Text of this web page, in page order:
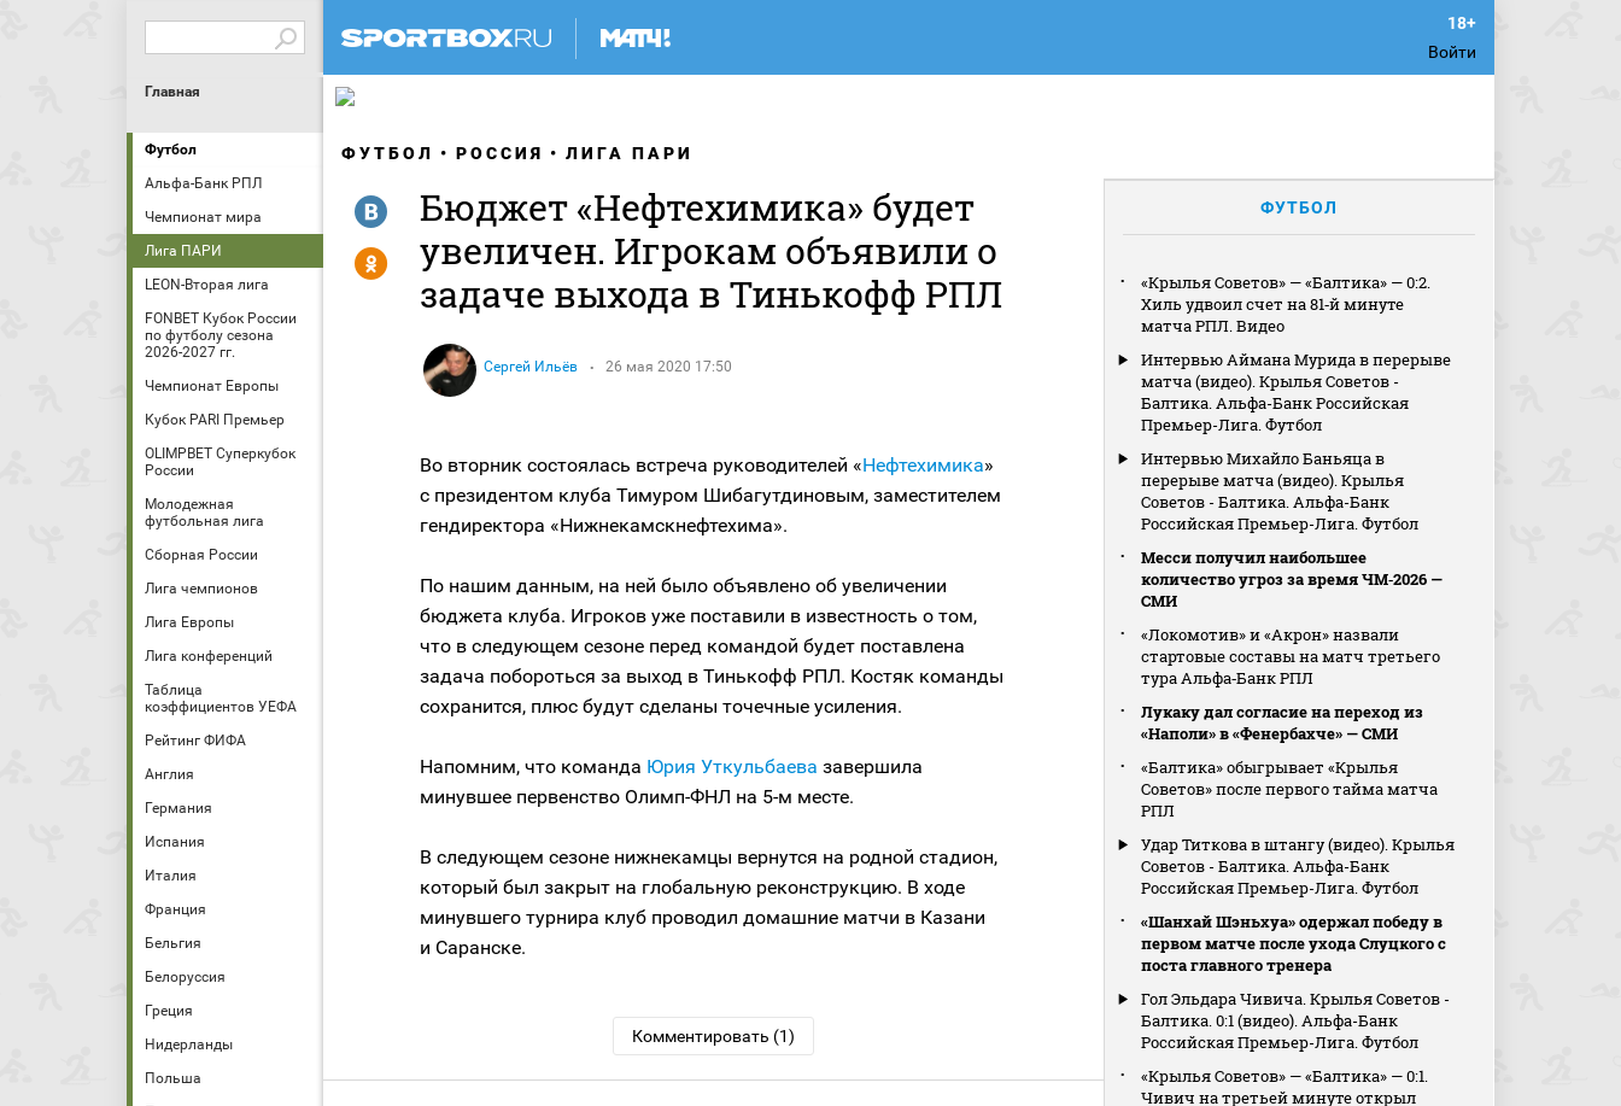
Войти
Главная
Футбол
Альфа-Банк РПЛ
Чемпионат мира
Лига ПАРИ
LEON-Вторая лига
FONBET Кубок России
по футболу сезона
2026-2027 гг.
Чемпионат Европы
Кубок PARI Премьер
OLIMPBET Суперкубок
России
Молодежная
футбольная лига
Сборная России
Лига чемпионов
Лига Европы
Лига конференций
Таблица
коэффициентов УЕФА
Рейтинг ФИФА
Англия
Германия
Испания
Италия
Франция
Бельгия
Белоруссия
Греция
Нидерланды
Польша
ФУТБОЛ РОССИЯ ЛИГА ПАРИ
Бюджет «Нефтехимика» будет
увеличен. Игрокам объявили о
задаче выхода в Тинькофф РПЛ
Сергей Ильёв 26 мая 2020 17:50
R
Y
Во вторник состоялась встреча руководителей «Нефтехимика»
с президентом клуба Тимуром Шибагутдиновым, заместителем
гендиректора «Нижнекамскнефтехима».
По нашим данным, на ней было объявлено об увеличении
бюджета клуба. Игроков уже поставили в известность о том,
что в следующем сезоне перед командой будет поставлена
задача побороться за выход в Тинькофф РПЛ. Костяк команды
сохранится, плюс будут сделаны точечные усиления.
Напомним, что команда Юрия Уткульбаева завершила
минувшее первенство Олимп-ФНЛ на 5-м месте.
В следующем сезоне нижнекамцы вернутся на родной стадион,
который был закрыт на глобальную реконструкцию. В ходе
минувшего турнира клуб проводил домашние матчи в Казани
и Саранске.
Комментировать (1)
ФУТБОЛ
«Крылья Советов» — «Балтика» — 0:2.
Хиль удвоил счет на 81‑й минуте
матча РПЛ. Видео
Интервью Аймана Мурида в перерыве
матча (видео). Крылья Советов -
Балтика. Альфа-Банк Российская
Премьер-Лига. Футбол
Интервью Михайло Баньяца в
перерыве матча (видео). Крылья
Советов - Балтика. Альфа-Банк
Российская Премьер-Лига. Футбол
Месси получил наибольшее
количество угроз за время ЧМ‑2026 —
СМИ
«Локомотив» и «Акрон» назвали
стартовые составы на матч третьего
тура Альфа‑Банк РПЛ
Лукаку дал согласие на переход из
«Наполи» в «Фенербахче» — СМИ
«Балтика» обыгрывает «Крылья
Советов» после первого тайма матча
РПЛ
Удар Титкова в штангу (видео). Крылья
Советов - Балтика. Альфа-Банк
Российская Премьер-Лига. Футбол
«Шанхай Шэньхуа» одержал победу в
первом матче после ухода Слуцкого с
поста главного тренера
Гол Эльдара Чивича. Крылья Советов -
Балтика. 0:1 (видео). Альфа-Банк
Российская Премьер-Лига. Футбол
«Крылья Советов» — «Балтика» — 0:1.
Чивич на третьей минуте открыл